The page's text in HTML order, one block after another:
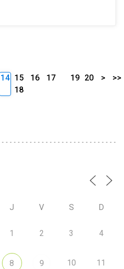
14 15 16
17
18
19 20 > >>
J V S D
1 2 3 4
8 9 10 11